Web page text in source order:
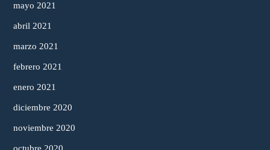
mayo 2021
abril 2021
marzo 2021
febrero 2021
enero 2021
diciembre 2020
noviembre 2020